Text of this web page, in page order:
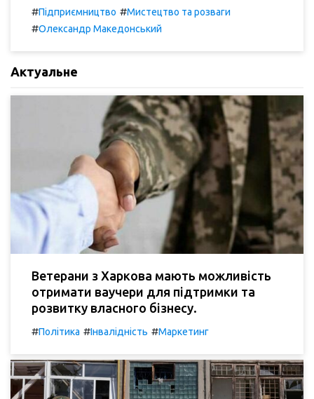
#Підприємництво #Мистецтво та розваги
#Олександр Македонський
Актуальне
Ветерани з Харкова мають можливість
отримати ваучери для підтримки та
розвитку власного бізнесу.
#Політика #Інвалідність #Маркетинг